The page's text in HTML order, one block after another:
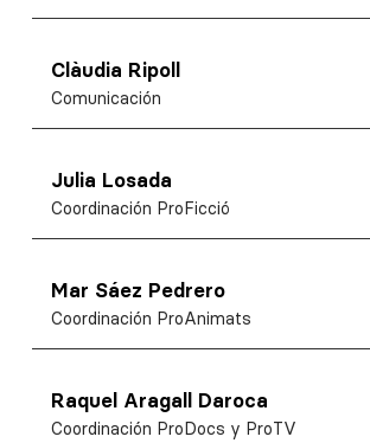
Clàudia Ripoll
Comunicación
Julia Losada
Coordinación ProFicció
Mar Sáez Pedrero
Coordinación ProAnimats
Raquel Aragall Daroca
Coordinación ProDocs y ProTV